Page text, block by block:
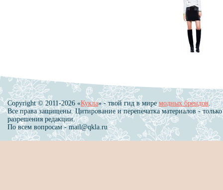
Copyright © 2011-2026 «Кукла» - твой гид в миремодных брендов.
Все права защищены. Цитирование и перепечатка материалов - только
разрешения редакции.
По всем вопросам - mail@qkla.ru